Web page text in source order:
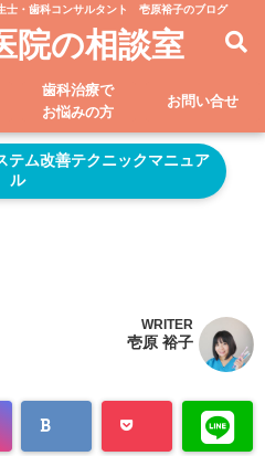
士・歯科コンサルタント 壱原裕子のブログ
院の相談室
歯科治療で
お悩みの方
お問い合せ
テム改善テクニックマニュア
ル
WRITER
壱原 裕子